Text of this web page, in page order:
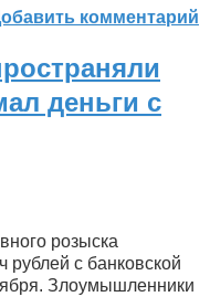
комментарий
деньги с
розыска
рублей с банковской
Злоумышленники